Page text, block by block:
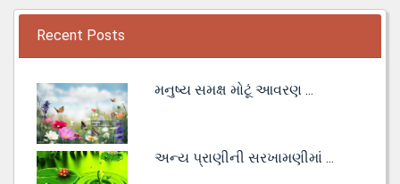
Recent Posts
મનુષ્ય સમક્ષ મોટૂં આવરણ ...
અન્ય પ્રાણીની સરખામણીમાં ...